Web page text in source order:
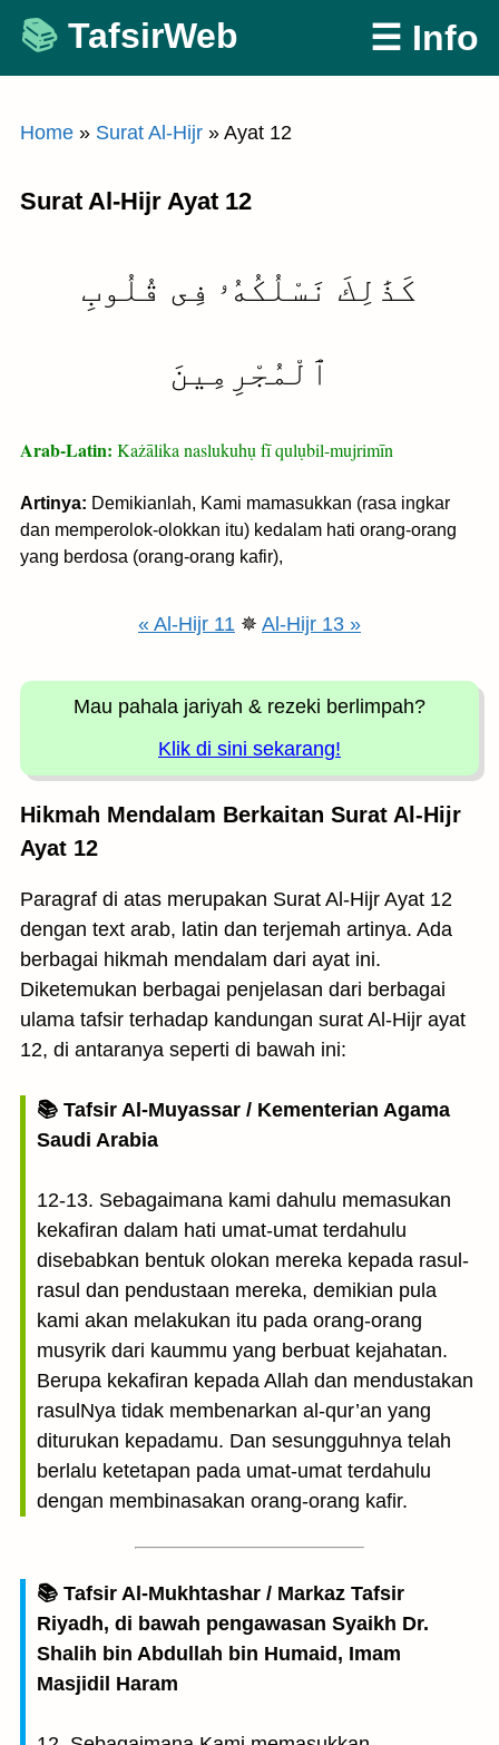
Skip
content
TafsirWeb ☰ Info
Home » Surat Al-Hijr » Ayat 12
Surat Al-Hijr Ayat 12
كَذَٰلِكَ نَسْلُكُهُۥ فِى قُلُوبِ
ٱلْمُجْرِمِينَ
Arab-Latin: Każālika naslukuhụ fī qulụbil-mujrimīn
Artinya: Demikianlah, Kami mamasukkan (rasa ingkar
dan memperolok-olokkan itu) kedalam hati orang-orang
yang berdosa (orang-orang kafir),
« Al-Hijr 11 ✵ Al-Hijr 13 »
Mau pahala jariyah & rezeki berlimpah?
Klik di sini sekarang!
Hikmah Mendalam Berkaitan Surat Al-Hijr
Ayat 12
Paragraf di atas merupakan Surat Al-Hijr Ayat 12
dengan text arab, latin dan terjemah artinya. Ada
berbagai hikmah mendalam dari ayat ini.
Diketemukan berbagai penjelasan dari berbagai
ulama tafsir terhadap kandungan surat Al-Hijr ayat
12, di antaranya seperti di bawah ini:
📚 Tafsir Al-Muyassar / Kementerian Agama
Saudi Arabia
12-13. Sebagaimana kami dahulu memasukan
kekafiran dalam hati umat-umat terdahulu
disebabkan bentuk olokan mereka kepada rasul-
rasul dan pendustaan mereka, demikian pula
kami akan melakukan itu pada orang-orang
musyrik dari kaummu yang berbuat kejahatan.
Berupa kekafiran kepada Allah dan mendustakan
rasulNya tidak membenarkan al-qur’an yang
diturukan kepadamu. Dan sesungguhnya telah
berlalu ketetapan pada umat-umat terdahulu
dengan membinasakan orang-orang kafir.
📚 Tafsir Al-Mukhtashar / Markaz Tafsir
Riyadh, di bawah pengawasan Syaikh Dr.
Shalih bin Abdullah bin Humaid, Imam
Masjidil Haram